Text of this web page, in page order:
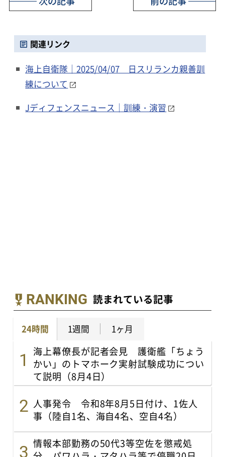
関連リンク
海上自衛隊｜2025/04/07 日スリランカ親善訓
練について
Jディフェンスニュース｜訓練・演習
RANKING 読まれている記事
24時間 1週間 1ヶ月
海上幕僚長が記者会見 護衛艦「ちょう
かい」のトマホーク実射試験成功につい
て説明（8月4日）
人事発令 令和8年8月5日付け、1佐人
事（陸自1名、海自4名、空自4名）
情報本部勤務の50代3等空佐を懲戒処